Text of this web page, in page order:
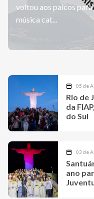
voltou aos palcos
música cat...
05 de
Rio de
da
do Sul
03 de
ano